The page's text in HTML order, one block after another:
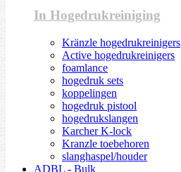
In Hogedrukreiniging
Kränzle hogedrukreinigers
Active hogedrukreinigers
foamlance
hogedruk sets
koppelingen
hogedruk pistool
hogedrukslangen
Karcher K-lock
Kranzle toebehoren
slanghaspel/houder
ADBL - Bulk